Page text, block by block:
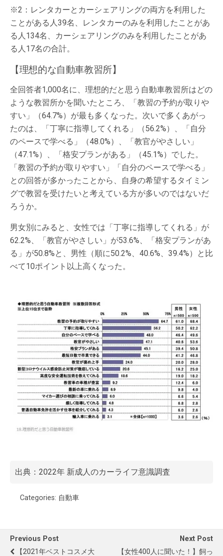
※2：レンタカーとカーシェアリングの両方を利用した
ことがある人39名、レンタカーのみを利用したことがあ
る人134名、カーシェアリングのみを利用したことがあ
る人17名の合計。
【理想的な自動車教習所】
全回答者1,000名に、理想的だと思う自動車教習所はどの
ような教習所かを聞いたところ、「教習の予約が取りや
すい」（64.7%）が最も多くなった。次いで多くあがっ
たのは、「丁寧に指導してくれる」（56.2%）、「自分
のペースで学べる」（48.0%）、「教官がやさしい」
（47.1%）、「格安プランがある」（45.1%）でした。
「教習の予約が取りやすい」「自分のペースで学べる」
との回答が多かったことから、自身の希望するタイミン
グで教習を受けたいと考えている方が多いのではないだ
ろうか。
男女別にみると、女性では「丁寧に指導してくれる」が
62.2%、「教官がやさしい」が53.6%、「格安プランがあ
る」が50.8%と、男性（順に50.2%、40.6%、39.4%）と比
べて10ポイント以上高くなった。
出典： 2022年 新成人のカーライフ意識調査
Categories: 自動車
Previous Post
【2021年ベストコスメ大
Next Post
【女性400人に聞いた！】飼っ